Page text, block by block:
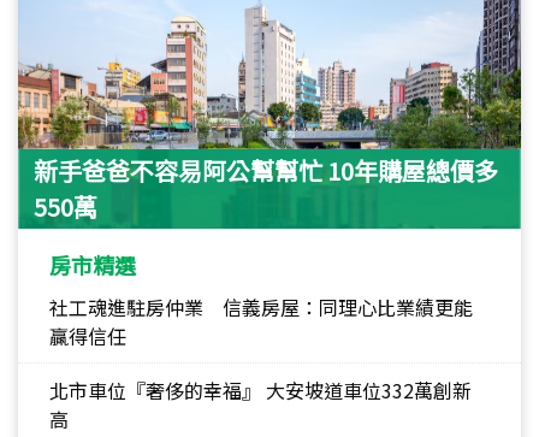
新手爸爸不容易阿公幫幫忙 10年購屋總價多
550萬
房市精選
社工魂進駐房仲業 信義房屋：同理心比業績更能
贏得信任
北市車位『奢侈的幸福』 大安坡道車位332萬創新
高